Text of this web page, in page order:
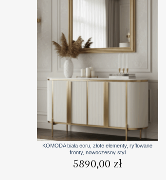
KOMODA biała ecru, złote elementy, ryflowane
fronty, nowoczesny styl
5890,00 zł